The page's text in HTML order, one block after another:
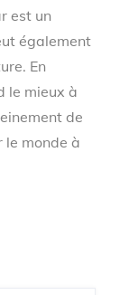
est un
également
En
le mieux à
de
le monde à